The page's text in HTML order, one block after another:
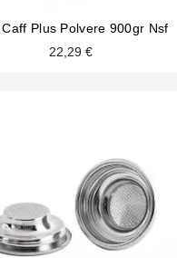
Plus Polvere 900gr Nsf
22,29 €